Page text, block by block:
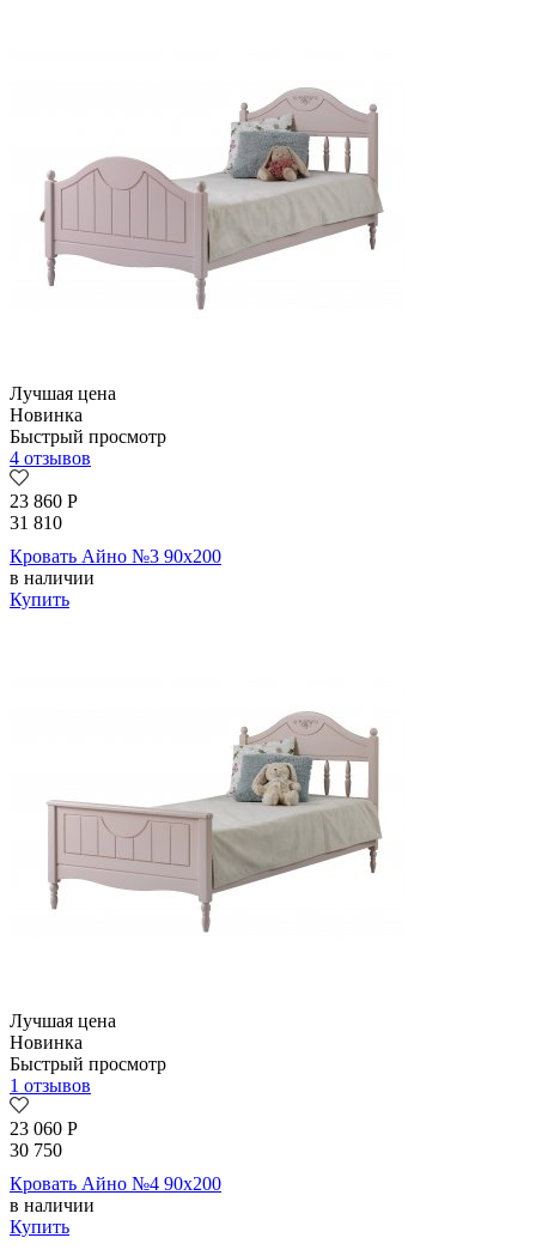
Лучшая цена
Новинка
Быстрый просмотр
4 отзывов
23 860 Р
31 810
Кровать Айно №3 90х200
в наличии
Купить
Лучшая цена
Новинка
Быстрый просмотр
1 отзывов
23 060 Р
30 750
Кровать Айно №4 90х200
в наличии
Купить